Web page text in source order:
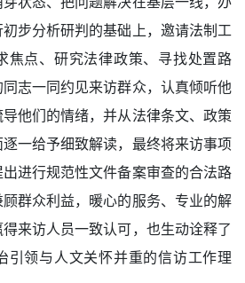
步分析研判的基础上，邀请法制工
焦点、研究法律政策、寻找处置路
志一同约见来访群众，认真倾听他
他们的情绪，并从法律条文、政策
一给予细致解读，最终将来访事项
进行规范性文件备案审查的合法路
群众利益，暖心的服务、专业的解
来访人员一致认可，也生动诠释了
引领与人文关怀并重的信访工作理